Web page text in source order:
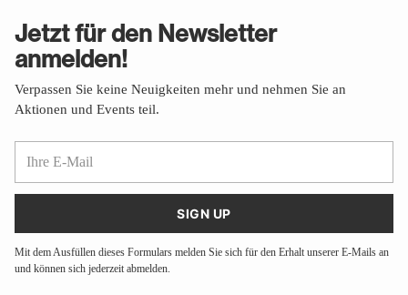
Jetzt für den Newsletter
anmelden!
Verpassen Sie keine Neuigkeiten mehr und nehmen Sie an
Aktionen und Events teil.
SIGN UP
Mit dem Ausfüllen dieses Formulars melden Sie sich für den Erhalt unserer E-Mails an
und können sich jederzeit abmelden.